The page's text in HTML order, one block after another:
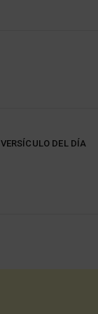
VERSÍCULO DEL DÍA